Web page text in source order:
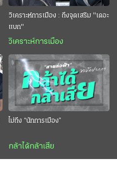
วิเคราะห์การเมือง : ถึงจุดเสริม "เดอะ
แบก"
วิเคราะห์การเมือง
ไม่ถึง “นักการเมือง”
กล้าได้กล้าเสีย